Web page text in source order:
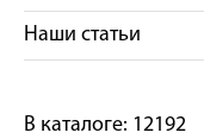
Наши статьи
В каталоге: 12192